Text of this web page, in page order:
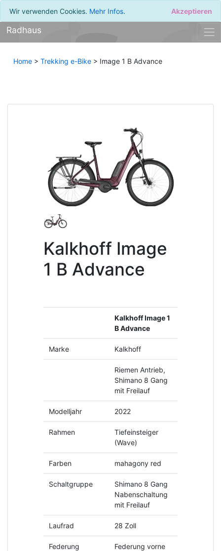
Wir verwenden Cookies. Mehr Infos. Akzeptieren
Radhaus
Home> Trekking e-Bike> Image 1 B Advance
Kalkhoff Image
1 B Advance
Kalkhoff Image 1
B Advance
Marke Kalkhoff
Riemen Antrieb,
Shimano 8 Gang
mit Freilauf
Modelljahr 2022
Rahmen
Tiefeinsteiger
(Wave)
Farben mahagony red
Schaltgruppe
Shimano 8 Gang
Nabenschaltung
mit Freilauf
Laufrad 28 Zoll
Federung Federung vorne